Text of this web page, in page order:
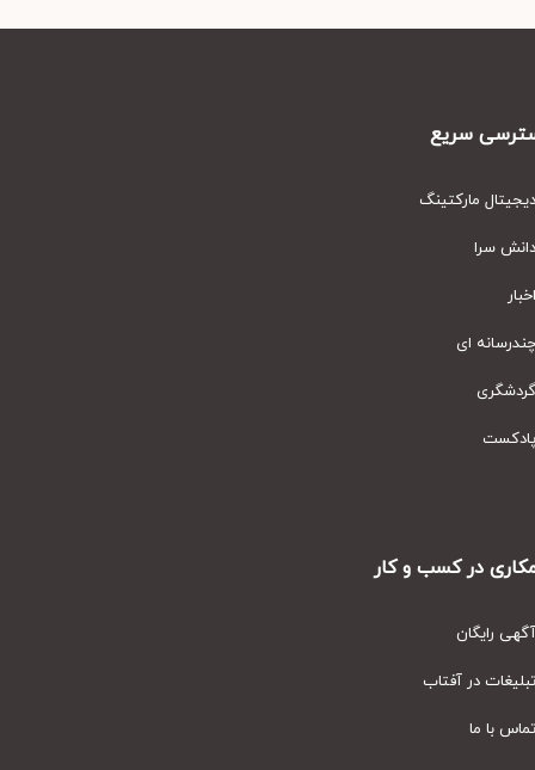
سریع
مارکتینگ
سرا
ای
در کسب و کار
رایگان
در آفتاب
با ما